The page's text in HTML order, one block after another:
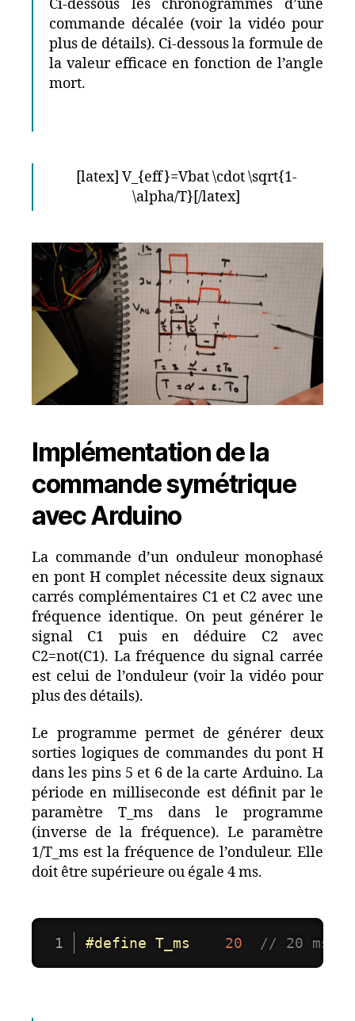
Ci-dessous les chronogrammes d’une
commande décalée (voir la vidéo pour
plus de détails). Ci-dessous la formule de
la valeur efficace en fonction de l’angle
mort.
[latex] V_{eff}=Vbat \cdot \sqrt{1-
\alpha/T}[/latex]
Implémentation de la
commande symétrique
avec Arduino
La commande d’un onduleur monophasé
en pont H complet nécessite deux signaux
carrés complémentaires C1 et C2 avec une
fréquence identique. On peut générer le
signal C1 puis en déduire C2 avec
C2=not(C1). La fréquence du signal carrée
est celui de l’onduleur (voir la vidéo pour
plus des détails).
Le programme permet de générer deux
sorties logiques de commandes du pont H
dans les pins 5 et 6 de la carte Arduino. La
période en milliseconde est définit par le
paramètre T_ms dans le programme
(inverse de la fréquence). Le paramètre
1/T_ms est la fréquence de l’onduleur. Elle
doit être supérieure ou égale 4 ms.
#define T_ms 20 // 20 ms